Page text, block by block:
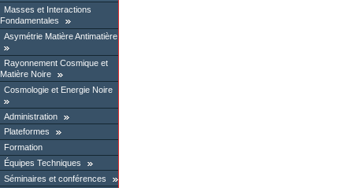
Masses et Interactions
Fondamentales
Asymétrie Matière Antimatière
Rayonnement Cosmique et
Matière Noire
Cosmologie et Energie Noire
Administration
Plateformes
Formation
Équipes Techniques
Séminaires et conférences